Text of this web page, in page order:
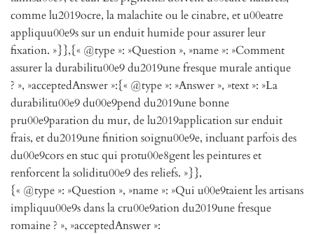
comme lu2019ocre, la malachite ou le cinabre, et u00eatre
appliquu00e9s sur un enduit humide pour assurer leur
fixation. »}},{« @type »: »Question », »name »: »Comment
assurer la durabilitu00e9 du2019une fresque murale antique
? », »acceptedAnswer »:{« @type »: »Answer », »text »: »La
durabilitu00e9 du00e9pend du2019une bonne
pru00e9paration du mur, de lu2019application sur enduit
frais, et du2019une finition soignu00e9e, incluant parfois des
du00e9cors en stuc qui protu00e8gent les peintures et
renforcent la soliditu00e9 des reliefs. »}},
{« @type »: »Question », »name »: »Qui u00e9taient les artisans
impliquu00e9s dans la cru00e9ation du2019une fresque
romaine ? », »acceptedAnswer »: